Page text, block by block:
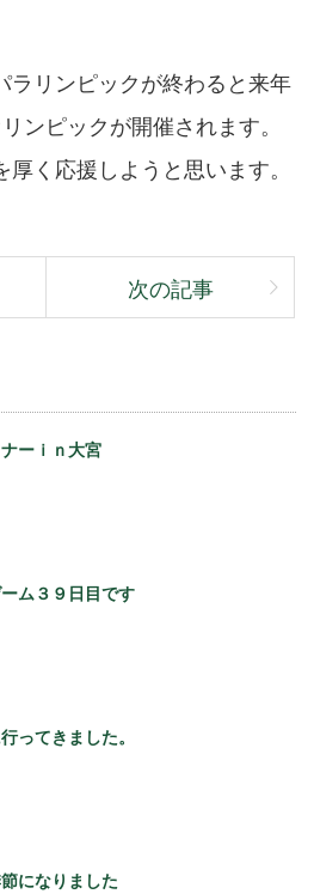
ラリンピックが終わると来年
ンピックが開催されます。
く応援しようと思います。
次の記事
ーｉｎ大宮
ム３９日目です
ってきました。
になりました